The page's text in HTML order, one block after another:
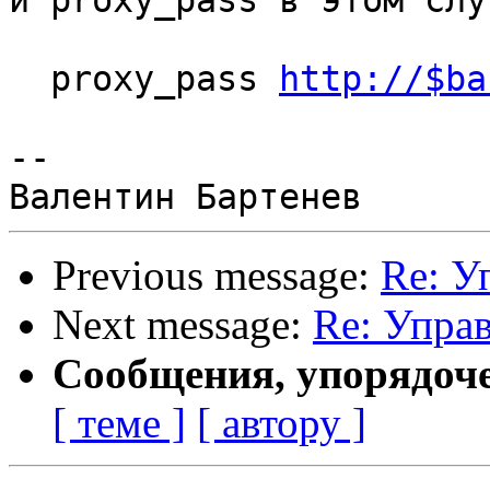
  proxy_pass
http://
--
Previous message: Re:
Next message: Re:
Сообщения,
[ теме ] [ автору ]